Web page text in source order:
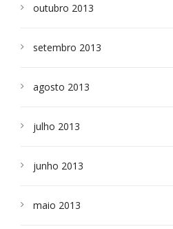
outubro 2013
setembro 2013
agosto 2013
julho 2013
junho 2013
maio 2013